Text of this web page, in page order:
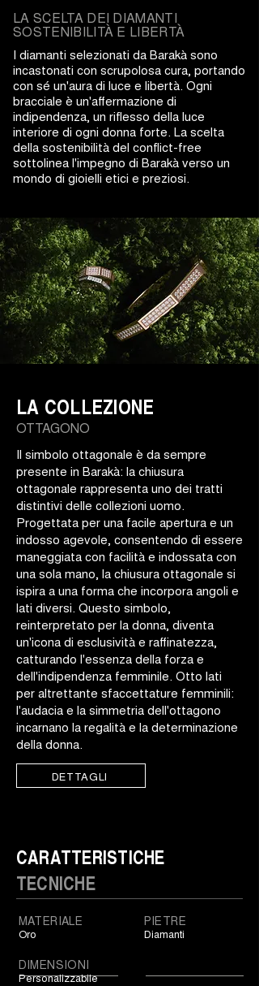
LA SCELTA DEI DIAMANTI
SOSTENIBILITÀ E LIBERTÀ
I diamanti selezionati da Barakà sono
incastonati con scrupolosa cura, portando
con sé un'aura di luce e libertà. Ogni
bracciale è un'affermazione di
indipendenza, un riflesso della luce
interiore di ogni donna forte. La scelta
della sostenibilità del conflict-free
sottolinea l'impegno di Barakà verso un
mondo di gioielli etici e preziosi.
LA COLLEZIONE
OTTAGONO
Il simbolo ottagonale è da sempre
presente in Barakà: la chiusura
ottagonale rappresenta uno dei tratti
distintivi delle collezioni uomo.
Progettata per una facile apertura e un
indosso agevole, consentendo di essere
maneggiata con facilità e indossata con
una sola mano, la chiusura ottagonale si
ispira a una forma che incorpora angoli e
lati diversi. Questo simbolo,
reinterpretato per la donna, diventa
un'icona di esclusività e raffinatezza,
catturando l'essenza della forza e
dell'indipendenza femminile. Otto lati
per altrettante sfaccettature femminili:
l'audacia e la simmetria dell'ottagono
incarnano la regalità e la determinazione
della donna.
DETTAGLI
CARATTERISTICHE
TECNICHE
MATERIALE
Oro
DIMENSIONI
Personalizzabile
PIETRE
Diamanti